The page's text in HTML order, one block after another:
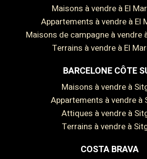
Maisons à vendre à El
Appartements à vendre à El
Maisons de campagne à vendre
Terrains à vendre à El
BARCELONE CÔTE
Maisons à vendre à
Appartements à vendre à
Attiques à vendre à
Terrains à vendre à
COSTA BRAVA